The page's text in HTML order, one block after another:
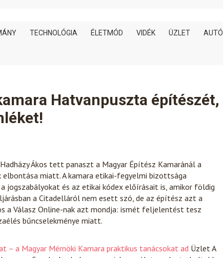
TECHNOLÓGIA ÉLETMÓD VIDÉK ÜZLET AUTÓ
Hatvanpuszta építészét,
Ákos tett panaszt a Magyar Építész Kamaránál a
miatt. A kamara etikai-fegyelmi bizottsága
és az etikai kódex előírásait is, amikor földig
a Citadelláról nem esett szó, de az építész azt a
a Válasz Online-nak azt mondja: ismét feljelentést tesz
bűncselekménye miatt.
– a Magyar Mérnöki Kamara praktikus tanácsokat ad ÜzletA